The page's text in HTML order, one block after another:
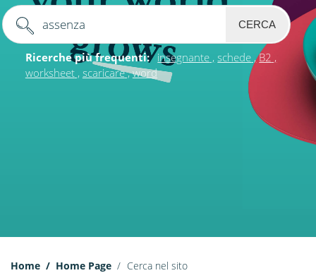
CERCA
Ricerche più frequenti: insegnante schede B2
worksheet
scaricare word
Home Home Page Cerca nel sito